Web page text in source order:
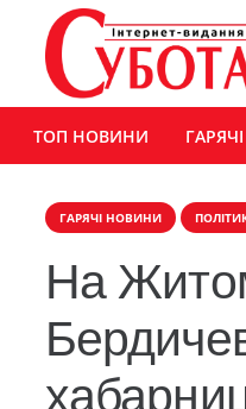
ТОП НОВИНИ
ГАРЯЧІ НОВИНИ
На